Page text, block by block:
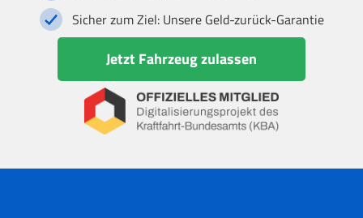
Sicher zum Ziel: Unsere Geld-zurück-Garantie
Jetzt Fahrzeug zulassen